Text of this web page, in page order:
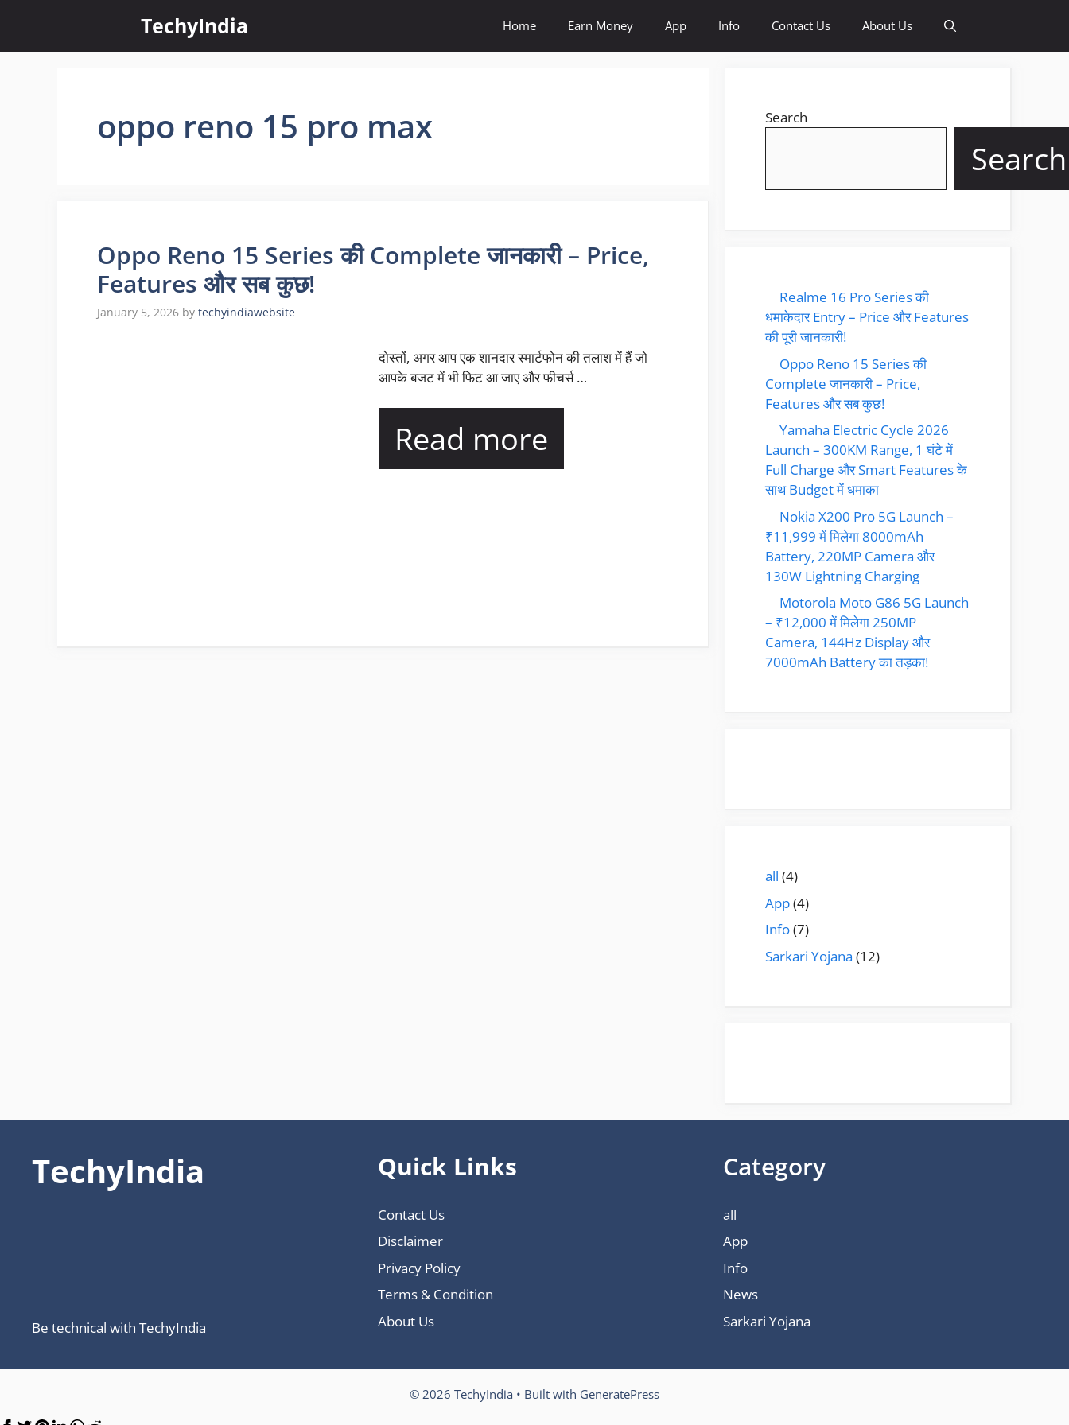
content
TechyIndia Home Earn Money App Info Contact Us About Us
oppo reno 15 pro max
Oppo Reno 15 Series की Complete जानकारी – Price,
Features और सब कुछ!
January 5, 2026 by techyindiawebsite
दोस्तों, अगर आप एक शानदार स्मार्टफोन की तलाश में हैं जो
आपके बजट में भी फिट आ जाए और फीचर्स …
Read more
Search
Search
Realme 16 Pro Series की
धमाकेदार Entry – Price और Features
की पूरी जानकारी!
Oppo Reno 15 Series की
Complete जानकारी – Price,
Features और सब कुछ!
Yamaha Electric Cycle 2026
Launch – 300KM Range, 1 घंटे में
Full Charge और Smart Features के
साथ Budget में धमाका
Nokia X200 Pro 5G Launch –
₹11,999 में मिलेगा 8000mAh
Battery, 220MP Camera और
130W Lightning Charging
Motorola Moto G86 5G Launch
– ₹12,000 में मिलेगा 250MP
Camera, 144Hz Display और
7000mAh Battery का तड़का!
all (4)
App(4)
Info(7)
Sarkari Yojana (12)
TechyIndia
Be technical with TechyIndia
Quick Links
Contact Us
Disclaimer
Privacy Policy
Terms & Condition
About Us
Category
all
App
Info
News
Sarkari Yojana
© 2026 TechyIndia • Built with GeneratePress